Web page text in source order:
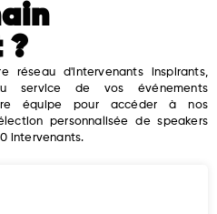
?
réseau d'intervenants inspirants,
service de vos événements
équipe pour accéder à nos
personnalisée de speakers
intervenants.